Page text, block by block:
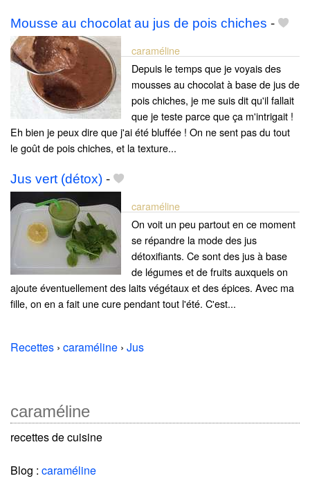
Mousse au chocolat au jus de pois chiches -
caraméline
Depuis le temps que je voyais des
mousses au chocolat à base de jus de
pois chiches, je me suis dit qu'il fallait
que je teste parce que ça m'intrigait !
Eh bien je peux dire que j'ai été bluffée ! On ne sent pas du tout
le goût de pois chiches, et la texture...
Jus vert (détox) -
caraméline
On voit un peu partout en ce moment
se répandre la mode des jus
détoxifiants. Ce sont des jus à base
de légumes et de fruits auxquels on
ajoute éventuellement des laits végétaux et des épices. Avec ma
fille, on en a fait une cure pendant tout l'été. C'est...
Recettes › caraméline › Jus
caraméline
recettes de cuisine
Blog : caraméline